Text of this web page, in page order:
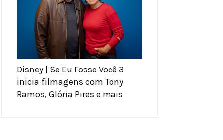
Disney | Se Eu Fosse Você 3
inicia filmagens com Tony
Ramos, Glória Pires e mais